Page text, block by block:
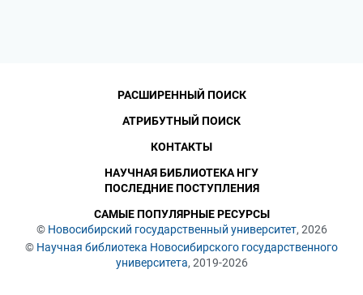
© Новосибирский государственный университет, 2026
© Научная библиотека Новосибирского государственного
университета, 2019-2026
РАСШИРЕННЫЙ ПОИСК
АТРИБУТНЫЙ ПОИСК
КОНТАКТЫ
НАУЧНАЯ БИБЛИОТЕКА НГУ
ПОСЛЕДНИЕ ПОСТУПЛЕНИЯ
САМЫЕ ПОПУЛЯРНЫЕ РЕСУРСЫ